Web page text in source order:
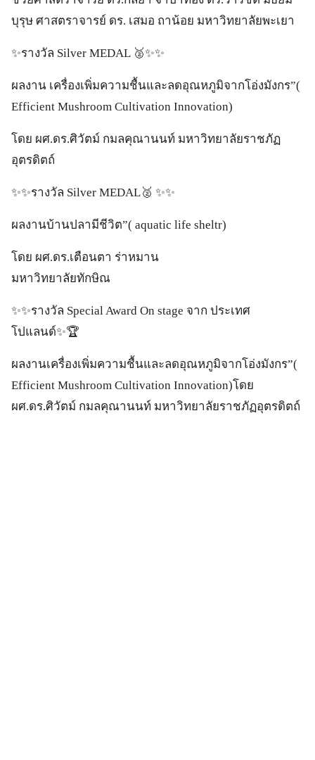
บุรุษ ศาสตราจารย์ ดร. เสมอ ถาน้อย มหาวิทยาลัยพะเยา
✨️รางวัล Silver MEDAL 🥈✨️✨️
ผลงาน เครื่องเพิ่มความชื้นและลดอุณหภูมิจากโอ่งมังกร”(
Efficient Mushroom Cultivation Innovation)
โดย ผศ.ดร.ศิวัตม์ กมลคุณานนท์ มหาวิทยาลัยราชภัฏ
อุตรดิตถ์
✨️✨️รางวัล Silver MEDAL🥈 ✨️✨️
ผลงานบ้านปลามีชีวิต”( aquatic life sheltr)
โดย ผศ.ดร.เตือนตา ร่าหมาน
มหาวิทยาลัยทักษิณ
✨️✨️รางวัล Special Award On stage จาก ประเทศ
โปแลนด์✨️🏆
ผลงานเครื่องเพิ่มความชื้นและลดอุณหภูมิจากโอ่งมังกร”(
Efficient Mushroom Cultivation Innovation)โดย
ผศ.ดร.ศิวัตม์ กมลคุณานนท์ มหาวิทยาลัยราชภัฏอุตรดิตถ์